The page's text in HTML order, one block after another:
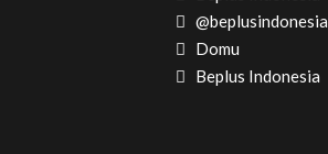
@beplusindonesia
Domu
Beplus Indonesia